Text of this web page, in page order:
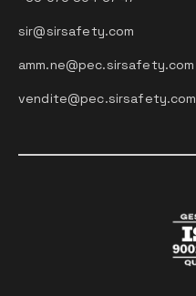
sir@sirsafety.com
amm.ne@pec.sirsafety.com
vendite@pec.sirsafety.com